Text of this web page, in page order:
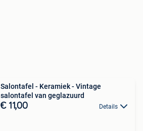
Salontafel - Keramiek - Vintage
salontafel van geglazuurd
€ 11,00 Details